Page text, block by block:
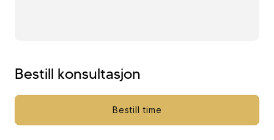
Bestill konsultasjon
Bestill time